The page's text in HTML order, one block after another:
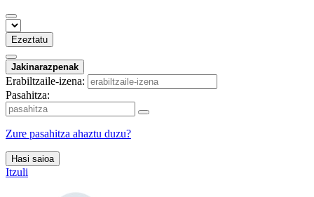
Ezeztatu
Jakinarazpenak
Erabiltzaile-izena:
Pasahitza:
Zure pasahitza ahaztu duzu?
Hasi saioa
Itzuli